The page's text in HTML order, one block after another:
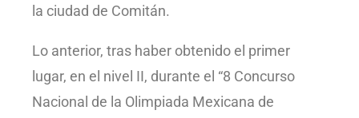
la ciudad de Comitán.
Lo anterior, tras haber obtenido el primer
lugar, en el nivel II, durante el “8 Concurso
Nacional de la Olimpiada Mexicana de